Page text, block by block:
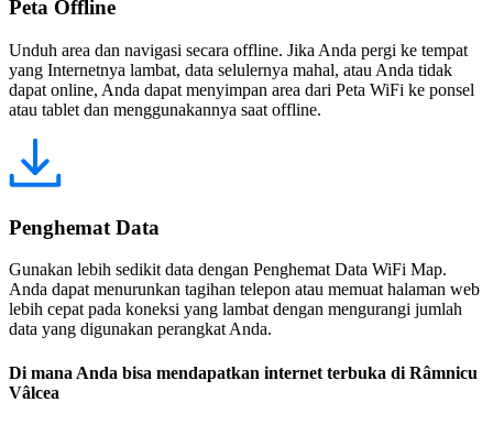
Peta Offline
Unduh area dan navigasi secara offline. Jika Anda pergi ke tempat
yang Internetnya lambat, data selulernya mahal, atau Anda tidak
dapat online, Anda dapat menyimpan area dari Peta WiFi ke ponsel
atau tablet dan menggunakannya saat offline.
Penghemat Data
Gunakan lebih sedikit data dengan Penghemat Data WiFi Map.
Anda dapat menurunkan tagihan telepon atau memuat halaman web
lebih cepat pada koneksi yang lambat dengan mengurangi jumlah
data yang digunakan perangkat Anda.
Di mana Anda bisa mendapatkan internet terbuka di Râmnicu
Vâlcea